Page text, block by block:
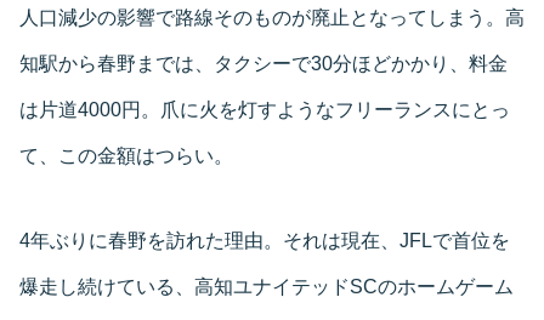
人口減少の影響で路線そのものが廃止となってしまう。高
知駅から春野までは、タクシーで30分ほどかかり、料金
は片道4000円。爪に火を灯すようなフリーランスにとっ
て、この金額はつらい。
4年ぶりに春野を訪れた理由。それは現在、JFLで首位を
爆走し続けている、高知ユナイテッドSCのホームゲーム